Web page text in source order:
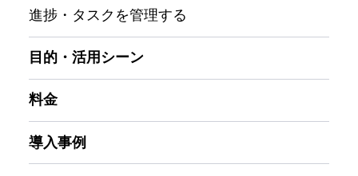
進捗・タスクを管理する
目的・活用シーン
料金
導入事例